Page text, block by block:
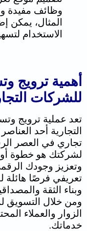
وظائف مفيدة
المثال، يمكن
الاستخدام
أهمية ترويج
للشركات
تعد عملية ترويج
التجارية أحد
تجاري في العصر
لشركتك هو خطوة
وتعزيز وجودك
تعريفي فرصًا هائلة
وبناء الثقة
ومن خلال التسويق
الزوار والعملاء
خدماتك.